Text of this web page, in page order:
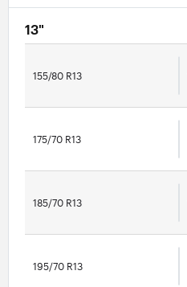
13"
155/80 R13
175/70 R13
185/70 R13
195/70 R13